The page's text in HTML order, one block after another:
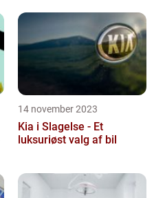
14 november 2023
Kia i Slagelse - Et
luksuriøst valg af bil